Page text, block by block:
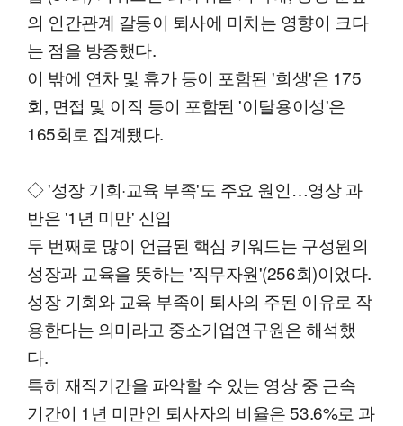
의 인간관계 갈등이 퇴사에 미치는 영향이 크다
는 점을 방증했다.
이 밖에 연차 및 휴가 등이 포함된 '희생'은 175
회, 면접 및 이직 등이 포함된 '이탈용이성'은
165회로 집계됐다.
◇ '성장 기회·교육 부족'도 주요 원인…영상 과
반은 '1년 미만' 신입
두 번째로 많이 언급된 핵심 키워드는 구성원의
성장과 교육을 뜻하는 '직무자원'(256회)이었다.
성장 기회와 교육 부족이 퇴사의 주된 이유로 작
용한다는 의미라고 중소기업연구원은 해석했
다.
특히 재직기간을 파악할 수 있는 영상 중 근속
기간이 1년 미만인 퇴사자의 비율은 53.6%로 과